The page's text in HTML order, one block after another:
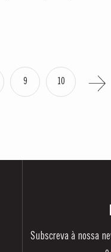
9 10
Subscreva à nossa